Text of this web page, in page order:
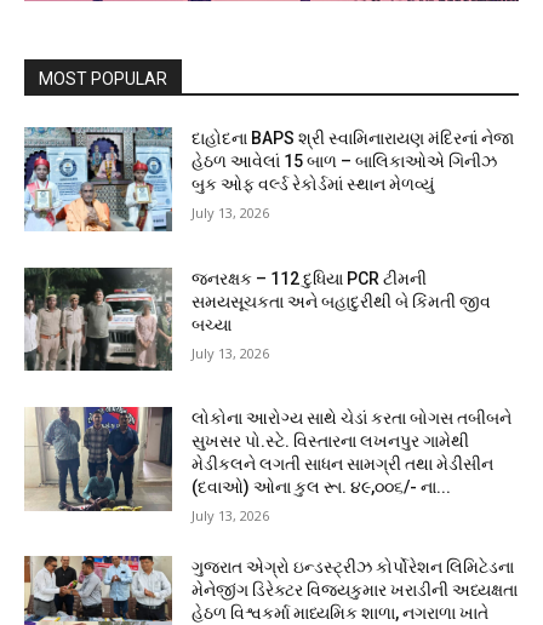
MOST POPULAR
દાહોદના BAPS શ્રી સ્વામિનારાયણ મંદિરનાં નેજા
હેઠળ આવેલાં 15 બાળ – બાલિકાઓએ ગિનીઝ
બુક ઓફ વર્લ્ડ રેકોર્ડમાં સ્થાન મેળવ્યું
July 13, 2026
જનરક્ષક – 112 દુધિયા PCR ટીમની
સમયસૂચકતા અને બહાદુરીથી બે કિંમતી જીવ
બચ્યા
July 13, 2026
લોકોના આરોગ્ય સાથે ચેડાં કરતા બોગસ તબીબને
સુખસર પો.સ્ટે. વિસ્તારના લખનપુર ગામેથી
મેડીકલને લગતી સાધન સામગ્રી તથા મેડીસીન
(દવાઓ) ઓના કુલ રૂા. ૪૯,૦૦૬/- ના...
July 13, 2026
ગુજરાત એગ્રો ઇન્ડસ્ટ્રીઝ કોર્પોરેશન લિમિટેડના
મેનેજીંગ ડિરેક્ટર વિજયકુમાર ખરાડીની અધ્યક્ષતા
હેઠળ વિશ્વકર્મા માધ્યમિક શાળા, નગરાળા ખાતે